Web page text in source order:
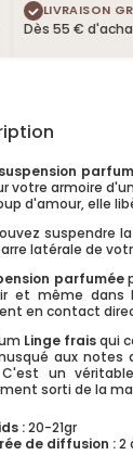
LIVRAISON
55 € d'achat
suspension
votre armoire
d'amour, elle
suspendre la
latérale de
parfumée
et même dans
en contact
Linge fraisqui
aux
C'est un
sorti de la
:20-21gr
de diffusion :2